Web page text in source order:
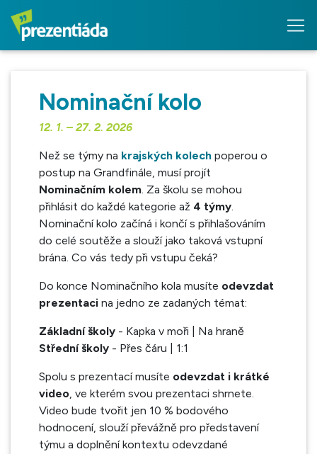
Nominační kolo
12. 1. – 27. 2. 2026
Než se týmy na krajských kolech poperou o
postup na Grandfinále, musí projít
Nominačním kolem. Za školu se mohou
přihlásit do každé kategorie až 4 týmy.
Nominační kolo začíná i končí s přihlašováním
do celé soutěže a slouží jako taková vstupní
brána. Co vás tedy při vstupu čeká?
Do konce Nominačního kola musíte odevzdat
prezentaci na jedno ze zadaných témat:
Základní školy - Kapka v moři | Na hraně
Střední školy - Přes čáru | 1:1
Spolu s prezentací musíte odevzdat i krátké
video, ve kterém svou prezentaci shrnete.
Video bude tvořit jen 10 % bodového
hodnocení, slouží převážně pro představení
týmu a doplnění kontextu odevzdané